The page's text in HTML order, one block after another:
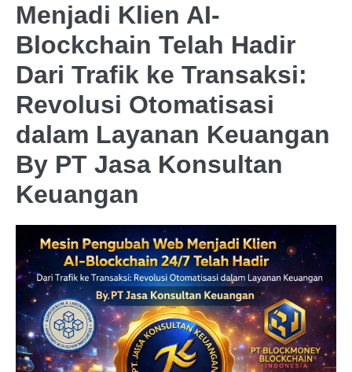
Menjadi Klien AI-
Blockchain Telah Hadir
Dari Trafik ke Transaksi:
Revolusi Otomatisasi
dalam Layanan Keuangan
By PT Jasa Konsultan
Keuangan